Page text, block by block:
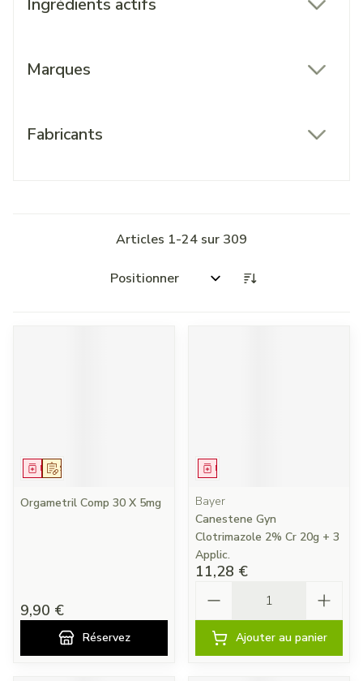
Ingrédients actifs
Marques
Fabricants
Articles 1-24 sur 309
Trier par:
Sur prescription
Médicament
Orgametril Comp 30 X 5mg
9,90 €
Réservez
Médicament
Bayer
Canestene Gyn
Clotrimazole 2% Cr 20g + 3
Applic.
11,28 €
Ajouter au panier